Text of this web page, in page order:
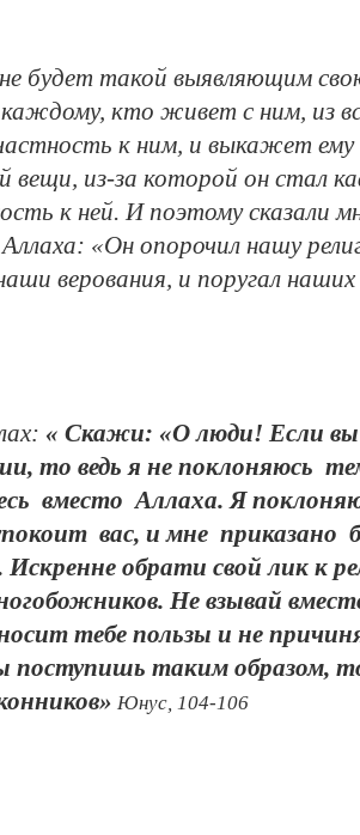
будет такой выявляющим
кто живет с ним, из
к ним, и выкажет
вещи, из-за которой он стал
к ней. И поэтому сказали
«Он опорочил нашу
верования, и поругал наших
« Скажи: «О люди! Если вы
то ведь я не поклоняюсь
вместо Аллаха. Я
вас, и мне приказано
обрати свой лик к
Не взывай
тебе пользы и не
таким образом,
Юнус, 104-106